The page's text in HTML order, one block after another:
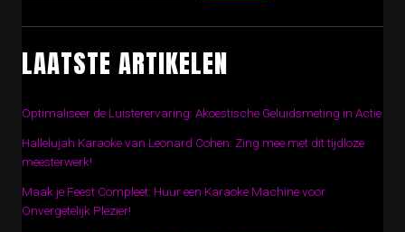
LAATSTE ARTIKELEN
Optimaliseer de Luisterervaring: Akoestische Geluidsmeting in Actie
Hallelujah Karaoke van Leonard Cohen: Zing mee met dit tijdloze
meesterwerk!
Maak je Feest Compleet: Huur een Karaoke Machine voor
Onvergetelijk Plezier!